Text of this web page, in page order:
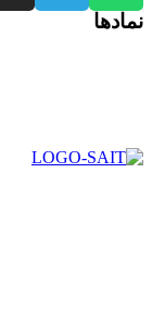
نمادها